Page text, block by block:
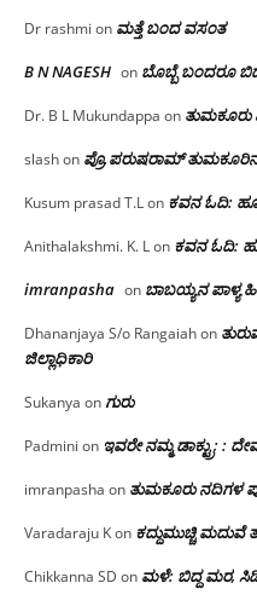
Dr rashmi on ಮತ್ತೆ ಬಂದ ವಸಂತ
B N NAGESH on ಬೊಬ್ಬೆ ಬಂದರೂ
Dr. B L Mukundappa on
slashon ಪ್ರೊ.ಪರುಷರಾಮ್ ತುಮಕೂರಿನ
Kusum prasad T.Lon ಕವನ ಓದಿ:
Anithalakshmi. K. Lon ಕವನ ಓದಿ:
imranpasha on ಬಾಬಯ್ಯನ ಪಾಳ್ಯ
Dhananjaya S/o Rangaiahon
ಜಿಲ್ಲಾಧಿಕಾರಿ
Sukanya onಗುರು
Padmini on ಇವರೇ ನಮ್ಮ ಡಾಕ್ಟ್ರು; :
imranpasha on ತುಮಕೂರು ನದಿಗಳ
Varadaraju Kon ಕದ್ದುಮುಚ್ಚಿ
Chikkanna SD on ಮಳೆ: ಬಿದ್ದ ಮರ,